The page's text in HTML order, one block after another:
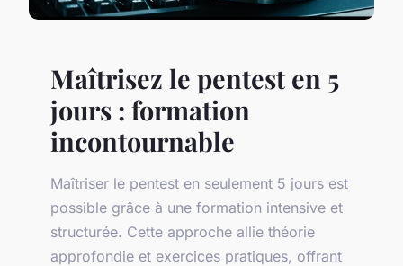
Maîtrisez le pentest en 5
jours : formation
incontournable
Maîtriser le pentest en seulement 5 jours est
possible grâce à une formation intensive et
structurée. Cette approche allie théorie
approfondie et exercices pratiques, offrant